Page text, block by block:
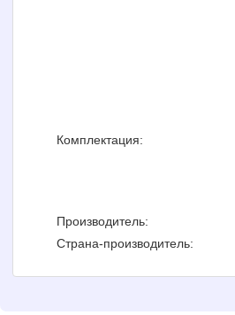
Комплектация:
Производитель:
Страна-производитель: